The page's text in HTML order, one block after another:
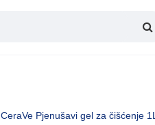
CeraVe Pjenušavi gel za čišćenje 1L